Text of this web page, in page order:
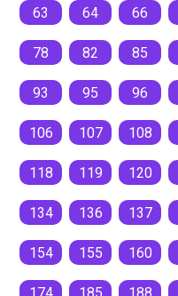
63 64 66
78 82 85
93 95 96
106 107 108
118 119 120
134 136 137
154 155 160